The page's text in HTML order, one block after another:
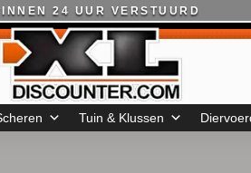
24 UUR VERSTUURD
Tuin & Klussen